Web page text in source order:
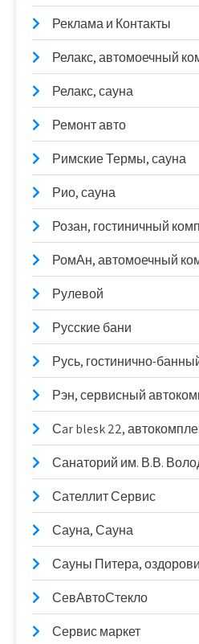
Реклама и Контакты
Релакс, автомоечный
Релакс, сауна
Ремонт авто
Римские Термы, сауна
Рио, сауна
Розан, гостиничный
РомАн, автомоечный
Рулевой
Русские бани
Русь, гостинично-
Рэн, сервисный
Сar blesk 22,
Санаторий им. В.В.
Сателлит Сервис
Сауна, Сауна
Сауны Питера,
СевАвтоСтекло
Сервис маркет